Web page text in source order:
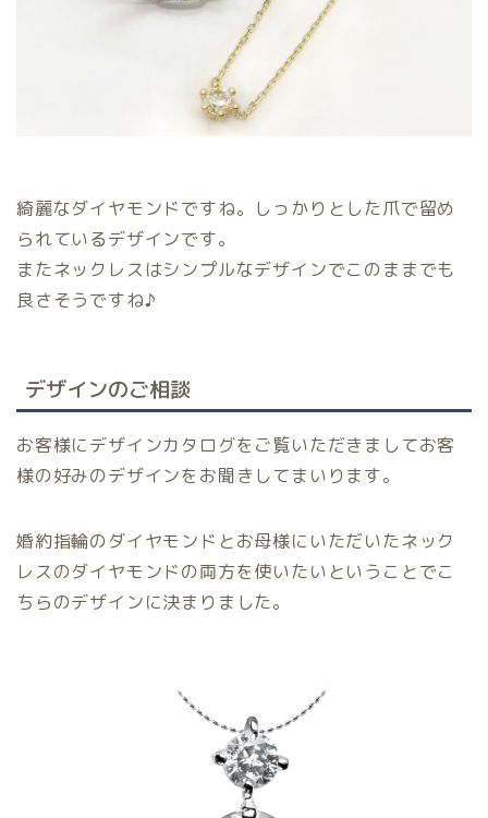
綺麗なダイヤモンドですね。しっかりとした爪で留め
られているデザインです。
またネックレスはシンプルなデザインでこのままでも
良さそうですね♪
デザインのご相談
お客様にデザインカタログをご覧いただきましてお客
様の好みのデザインをお聞きしてまいります。
婚約指輪のダイヤモンドとお母様にいただいたネック
レスのダイヤモンドの両方を使いたいということでこ
ちらのデザインに決まりました。